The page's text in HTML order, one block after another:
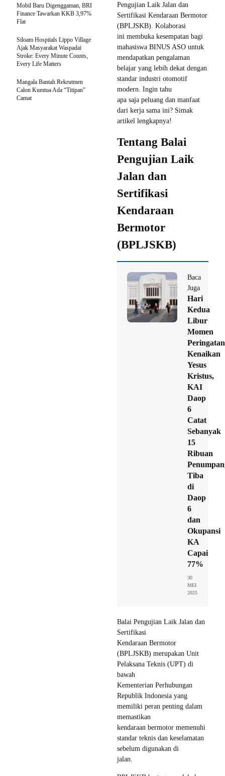
Pengujian Laik Jalan dan
Sertifikasi Kendaraan Bermotor
(BPLJSKB). Kolaborasi
ini membuka kesempatan bagi
mahasiswa BINUS ASO untuk
mendapatkan pengalaman
belajar yang lebih dekat dengan
standar industri otomotif
modern. Ingin tahu
apa saja peluang dan manfaat
dari kerja sama ini? Simak
artikel lengkapnya!
Tentang Balai
Pengujian Laik
Jalan dan
Sertifikasi
Kendaraan
Bermotor
(BPLJSKB)
Baca
Juga
Hari
Kedua
Libur
Momen
Peringatan
Kenaikan
Yesus
Kristus,
KAI
Daop
6
Catat
Sebanyak
15
Ribuan
Tiba
di
Daop
6
dan
Okupansi
KA
Capai
77%
30
MEI
2025
Balai Pengujian Laik Jalan dan
Sertifikasi
Kendaraan Bermotor
(BPLJSKB) merupakan Unit
Pelaksana Teknis (UPT) di
bawah
Kementerian Perhubungan
Republik Indonesia yang
memiliki peran penting dalam
memastikan
kendaraan bermotor memenuhi
standar teknis dan keselamatan
sebelum digunakan di
jalan.
Mobil Baru Digenggaman, BRI
Finance Tawarkan KKB 3,97%
Flat
Siloam Hospitals Lippo Village
Ajak Masyarakat Waspadai
Stroke: Every Minute Counts,
Every Life Matters
Mangala Bantah Rekrutmen
Calon Kumtua Ada “Titipan”
Camat